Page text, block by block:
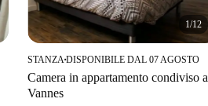
1/12
STANZA■DISPONIBILE DAL 07 AGOSTO
Camera in appartamento condiviso a
Vannes